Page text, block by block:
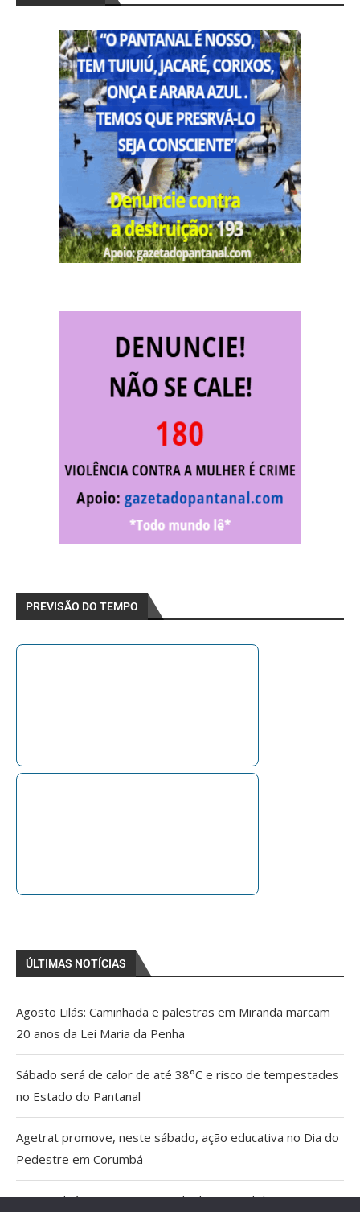
PREVISÃO DO TEMPO
ÚLTIMAS NOTÍCIAS
Agosto Lilás: Caminhada e palestras em Miranda marcam
20 anos da Lei Maria da Penha
Sábado será de calor de até 38°C e risco de tempestades
no Estado do Pantanal
Agetrat promove, neste sábado, ação educativa no Dia do
Pedestre em Corumbá
AGU pedirá na Justiça a retirada do Discord do ar